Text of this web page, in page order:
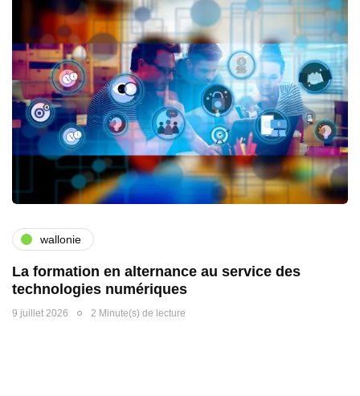
wallonie
La formation en alternance au service des
technologies numériques
9 juillet 2026 2 Minute(s) de lecture